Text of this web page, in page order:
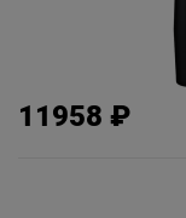
11958 ₽